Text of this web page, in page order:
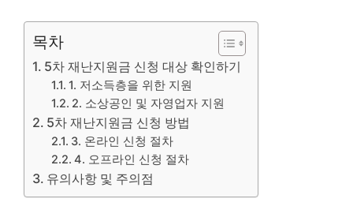
목차
5차 재난지원금 신청 대상 확인하기
1. 저소득층을 위한 지원
2. 소상공인 및 자영업자 지원
5차 재난지원금 신청 방법
3. 온라인 신청 절차
4. 오프라인 신청 절차
유의사항 및 주의점